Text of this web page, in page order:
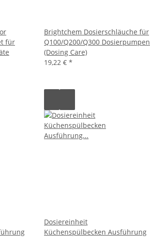
für
Brightchem Dosierschläuche für
Q100/Q200/Q300 Dosierpumpen
(Dosing Care)
19,22 € *
Dosiereinheit
Küchenspülbecken Ausführung